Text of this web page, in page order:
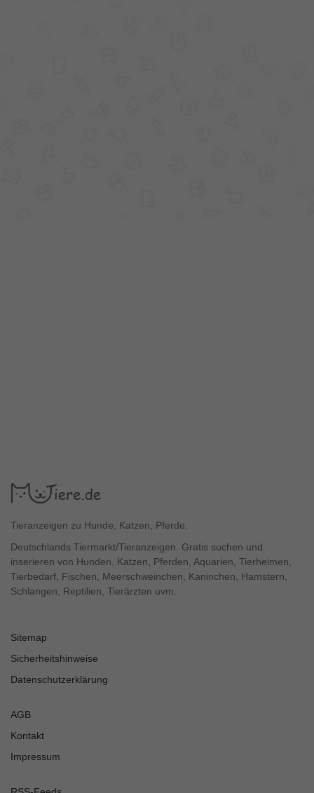
Tieranzeigen zu Hunde, Katzen, Pferde.
Deutschlands Tiermarkt/Tieranzeigen. Gratis suchen und
inserieren von Hunden, Katzen, Pferden, Aquarien, Tierheimen,
Tierbedarf, Fischen, Meerschweinchen, Kaninchen, Hamstern,
Schlangen, Reptilien, Tierärzten uvm.
Sitemap
Sicherheitshinweise
Datenschutzerklärung
AGB
Kontakt
Impressum